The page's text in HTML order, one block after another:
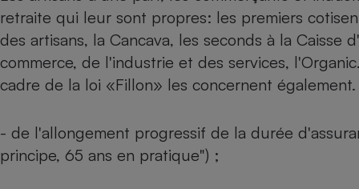
retraite qui leur sont propres: les premiers
des artisans, la Cancava, les seconds à la Caisse
commerce, de l'industrie et des services,
cadre de la loi «Fillon» les concernent
- de l'allongement progressif de la durée
principe, 65 ans en pratique") ;
Complément
alimentaire
Gros électroménager
Petit électroménager
Internet
Téléphonie